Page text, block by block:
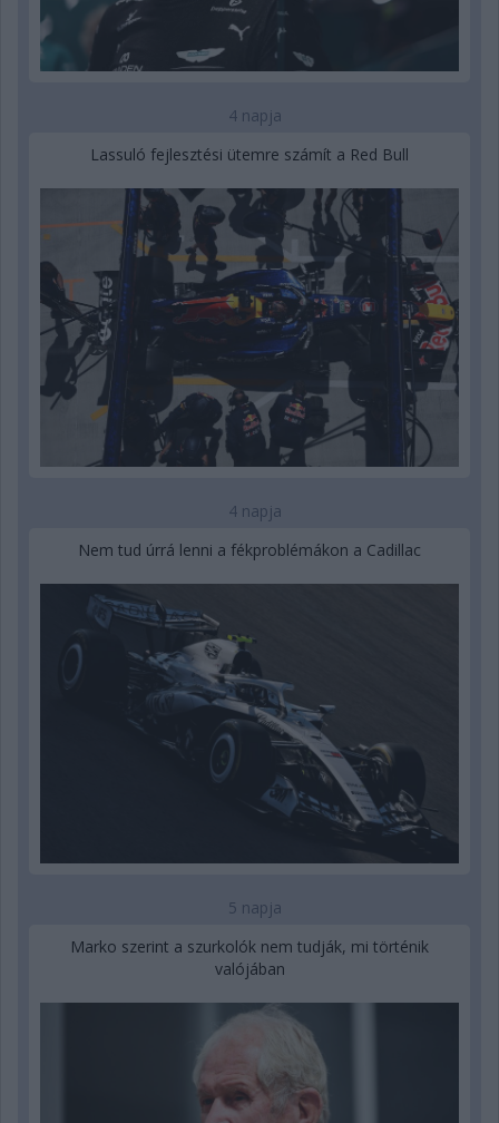
4 napja
Lassuló fejlesztési ütemre számít a Red Bull
4 napja
Nem tud úrrá lenni a fékproblémákon a Cadillac
5 napja
Marko szerint a szurkolók nem tudják, mi történik
valójában